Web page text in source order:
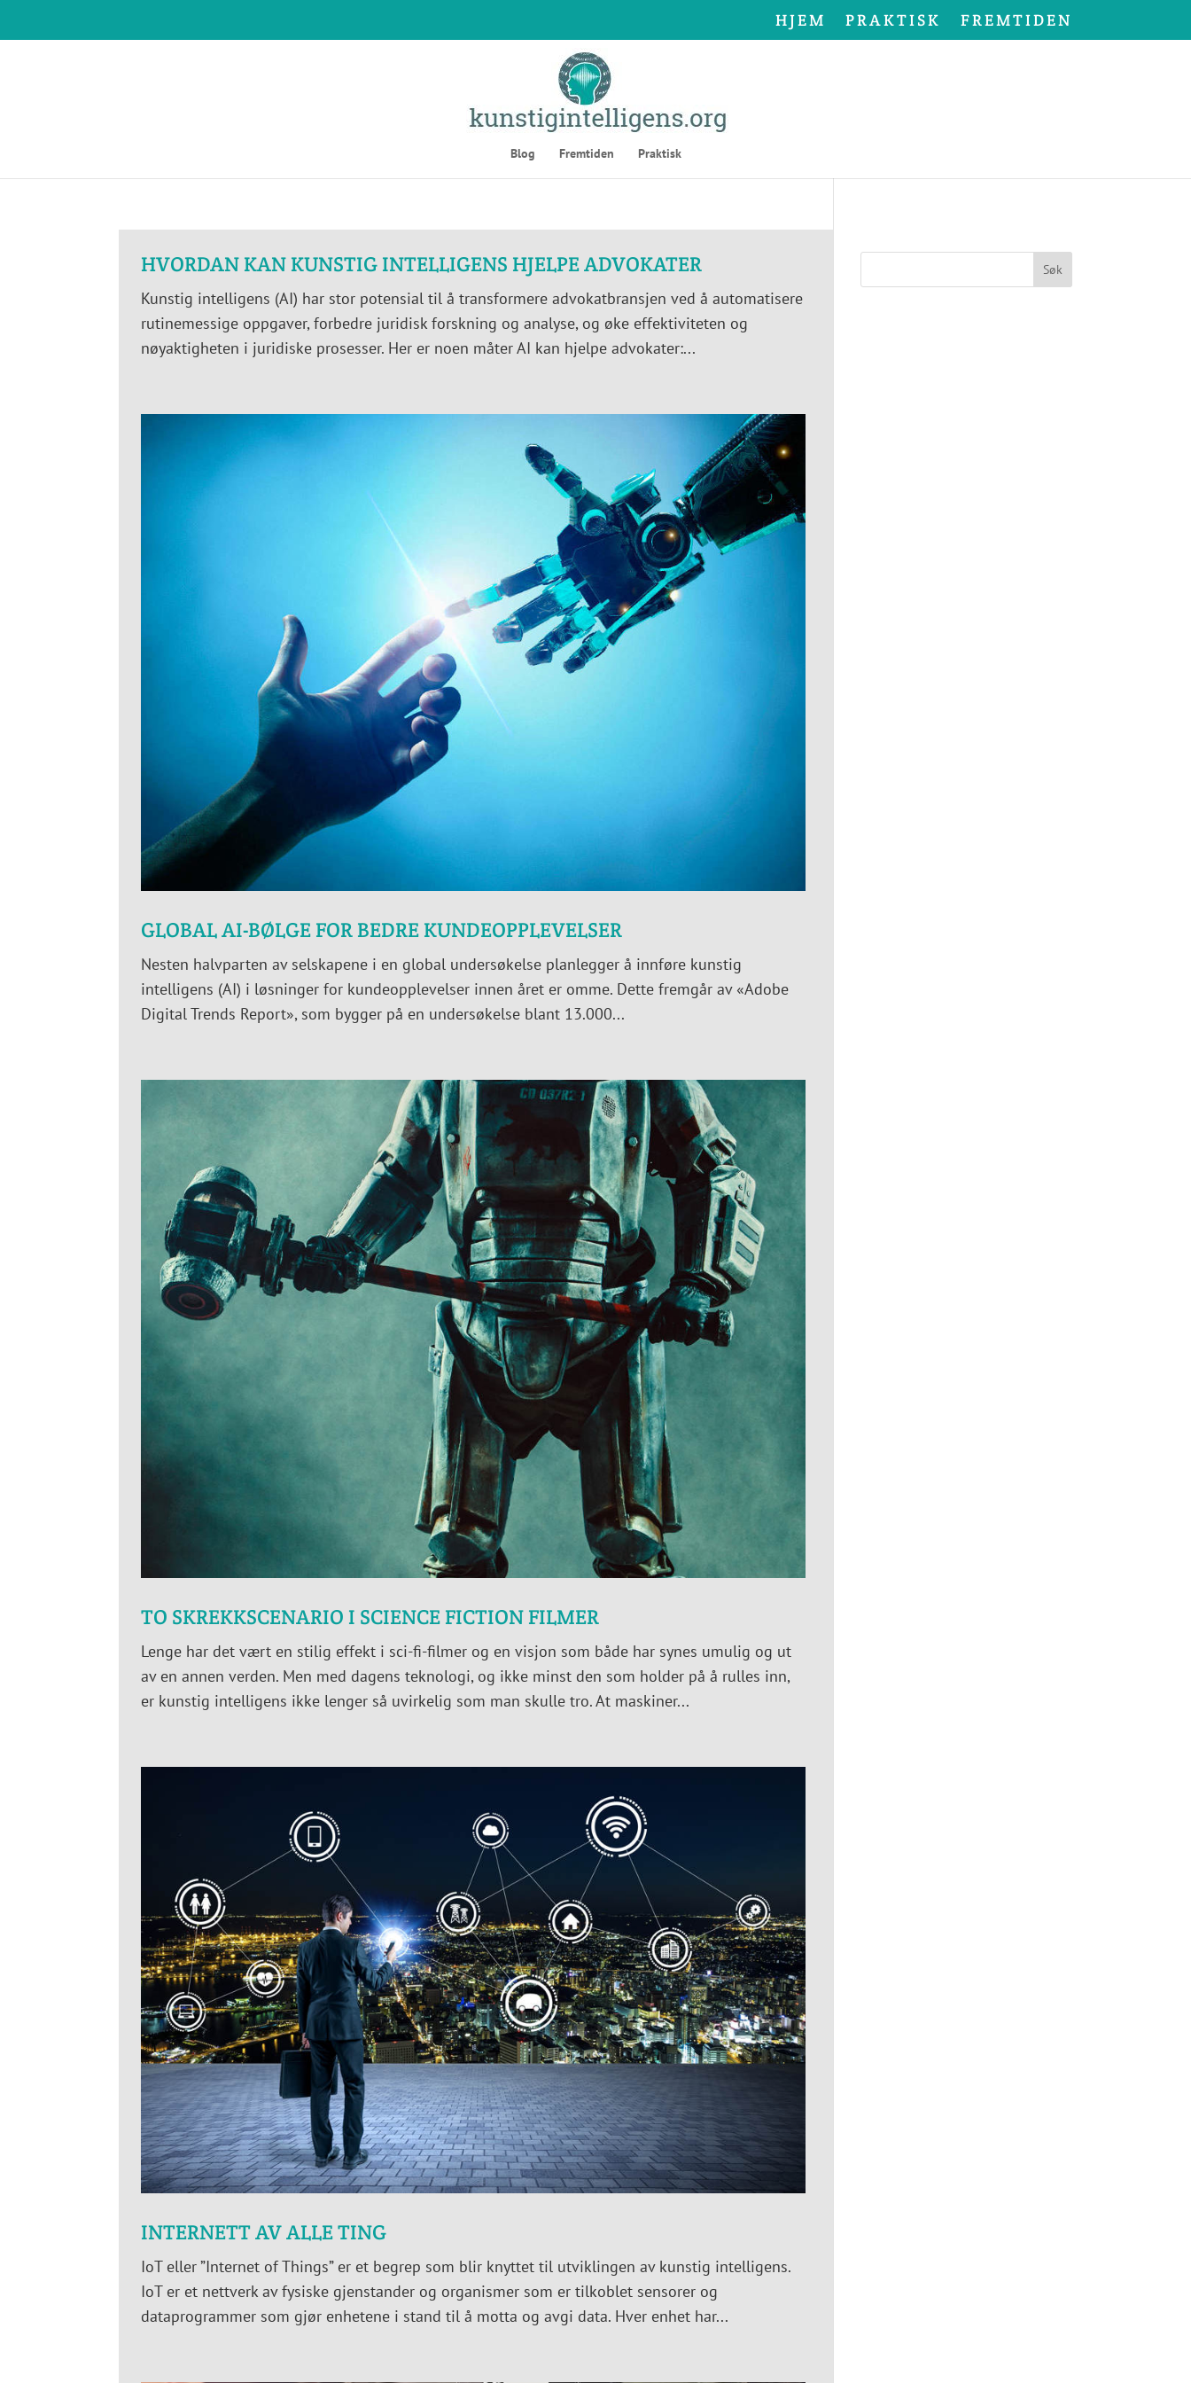
HJEM PRAKTISK FREMTIDEN
Blog Fremtiden Praktisk
HVORDAN KAN KUNSTIG INTELLIGENS HJELPE ADVOKATER
Kunstig intelligens (AI) har stor potensial til å transformere advokatbransjen ved å automatisere
rutinemessige oppgaver, forbedre juridisk forskning og analyse, og øke effektiviteten og
nøyaktigheten i juridiske prosesser. Her er noen måter AI kan hjelpe advokater:...
GLOBAL AI-BØLGE FOR BEDRE KUNDEOPPLEVELSER
Nesten halvparten av selskapene i en global undersøkelse planlegger å innføre kunstig
intelligens (AI) i løsninger for kundeopplevelser innen året er omme. Dette fremgår av «Adobe
Digital Trends Report», som bygger på en undersøkelse blant 13.000...
TO SKREKKSCENARIO I SCIENCE FICTION FILMER
Lenge har det vært en stilig effekt i sci-fi-filmer og en visjon som både har synes umulig og ut
av en annen verden. Men med dagens teknologi, og ikke minst den som holder på å rulles inn,
er kunstig intelligens ikke lenger så uvirkelig som man skulle tro. At maskiner...
INTERNETT AV ALLE TING
IoT eller ”Internet of Things” er et begrep som blir knyttet til utviklingen av kunstig intelligens.
IoT er et nettverk av fysiske gjenstander og organismer som er tilkoblet sensorer og
dataprogrammer som gjør enhetene i stand til å motta og avgi data. Hver enhet har...